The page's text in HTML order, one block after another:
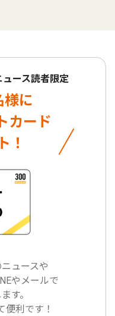
ュース読者限定
様に
カード
！
ュースや
やメールで
す。
便利です！